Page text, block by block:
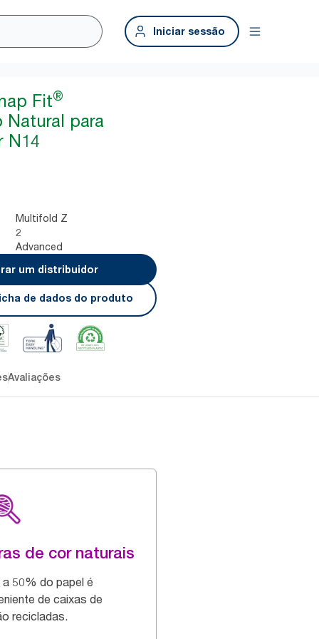
Iniciar sessão
Fit®
Natural para
N14
Multifold Z
2
Advanced
um distribuidor
de dados do produto
Avaliações
de cor naturais
50% do papel é
de caixas de
recicladas.